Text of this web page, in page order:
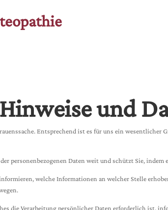
und
Entsprechend ist es für uns ein
der personenbezogenen Daten weit und schützt Sie,
welche Informationen an welcher Stelle
die Verarbeitung persönlicher Daten erforderlich ist,